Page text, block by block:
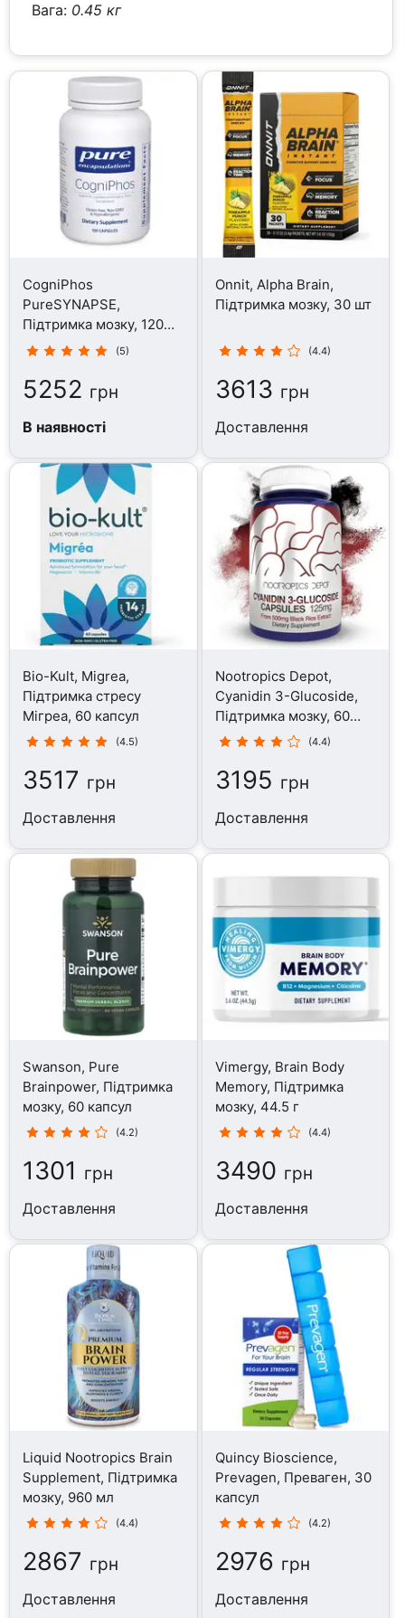
Вага: 0.45 кг
CogniPhos
PureSYNAPSE,
Підтримка мозку, 120
капсул
(5)
5252 грн
В наявності
Onnit, Alpha Brain,
Підтримка мозку, 30 шт
(4.4)
3613 грн
Доставлення
Bio-Kult, Migrea,
Підтримка стресу
Мігреа, 60 капсул
(4.5)
3517 грн
Доставлення
Nootropics Depot,
Cyanidin 3-Glucoside,
Підтримка мозку, 60
капсул
(4.4)
3195 грн
Доставлення
Swanson, Pure
Brainpower, Підтримка
мозку, 60 капсул
(4.2)
1301 грн
Доставлення
Vimergy, Brain Body
Memory, Підтримка
мозку, 44.5 г
(4.4)
3490 грн
Доставлення
Liquid Nootropics Brain
Supplement, Підтримка
мозку, 960 мл
(4.4)
2867 грн
Доставлення
Quincy Bioscience,
Prevagen, Преваген, 30
капсул
(4.2)
2976 грн
Доставлення